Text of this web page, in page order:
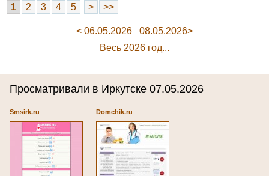
1 2 3 4 5 > >>
< 06.05.2026
08.05.2026>
Весь 2026 год...
Просматривали в Иркутске 07.05.2026
Smsirk.ru Domchik.ru